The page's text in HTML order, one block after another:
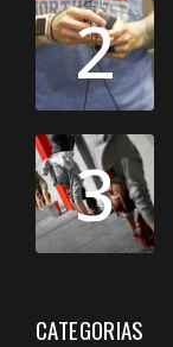
2
3
CATEGORIAS